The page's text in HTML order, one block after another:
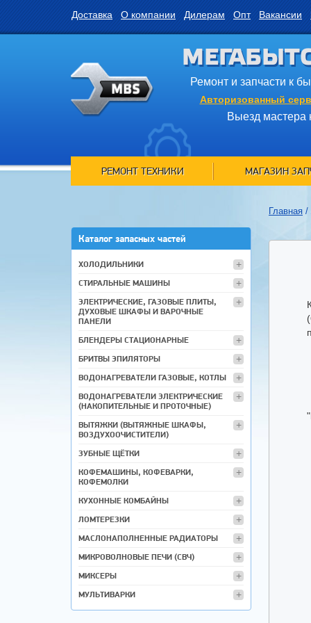
Доставка О компании Дилерам Опт Вакансии
Ремонт и запчасти к
Авторизованный
Выезд мастера
РЕМОНТ ТЕХНИКИ МАГАЗИН
Каталог запасных частей
ХОЛОДИЛЬНИКИ
СТИРАЛЬНЫЕ МАШИНЫ
ЭЛЕКТРИЧЕСКИЕ, ГАЗОВЫЕ ПЛИТЫ,
ДУХОВЫЕ ШКАФЫ И ВАРОЧНЫЕ
ПАНЕЛИ
БЛЕНДЕРЫ СТАЦИОНАРНЫЕ
БРИТВЫ ЭПИЛЯТОРЫ
ВОДОНАГРЕВАТЕЛИ ГАЗОВЫЕ, КОТЛЫ
ВОДОНАГРЕВАТЕЛИ ЭЛЕКТРИЧЕСКИЕ
(НАКОПИТЕЛЬНЫЕ И ПРОТОЧНЫЕ)
ВЫТЯЖКИ (ВЫТЯЖНЫЕ ШКАФЫ,
ВОЗДУХООЧИСТИТЕЛИ)
ЗУБНЫЕ ЩЁТКИ
КОФЕМАШИНЫ, КОФЕВАРКИ,
КОФЕМОЛКИ
КУХОННЫЕ КОМБАЙНЫ
ЛОМТЕРЕЗКИ
МАСЛОНАПОЛНЕННЫЕ РАДИАТОРЫ
МИКРОВОЛНОВЫЕ ПЕЧИ (СВЧ)
МИКСЕРЫ
МУЛЬТИВАРКИ
МЯСОРУБКИ
Главная /